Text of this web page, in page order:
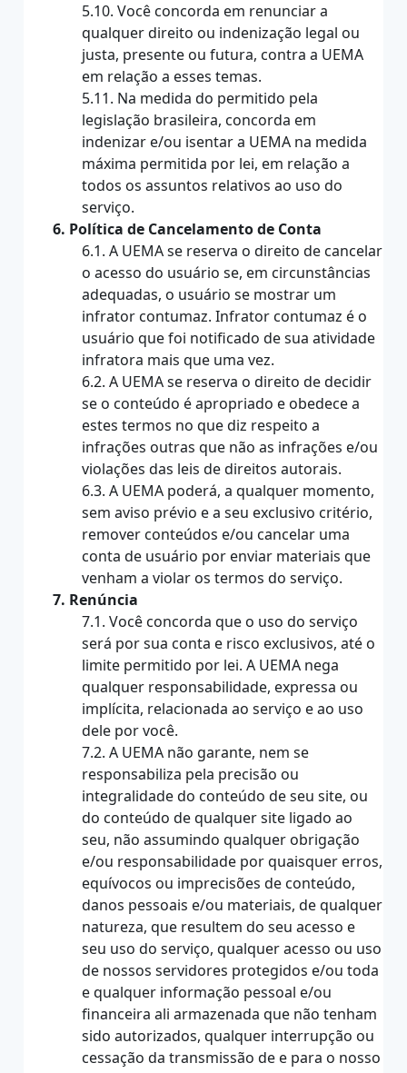
5.10. Você concorda em renunciar a
qualquer direito ou indenização legal ou
justa, presente ou futura, contra a UEMA
em relação a esses temas.
5.11. Na medida do permitido pela
legislação brasileira, concorda em
indenizar e/ou isentar a UEMA na medida
máxima permitida por lei, em relação a
todos os assuntos relativos ao uso do
serviço.
6. Política de Cancelamento de Conta
6.1. A UEMA se reserva o direito de cancelar
o acesso do usuário se, em circunstâncias
adequadas, o usuário se mostrar um
infrator contumaz. Infrator contumaz é o
usuário que foi notificado de sua atividade
infratora mais que uma vez.
6.2. A UEMA se reserva o direito de decidir
se o conteúdo é apropriado e obedece a
estes termos no que diz respeito a
infrações outras que não as infrações e/ou
violações das leis de direitos autorais.
6.3. A UEMA poderá, a qualquer momento,
sem aviso prévio e a seu exclusivo critério,
remover conteúdos e/ou cancelar uma
conta de usuário por enviar materiais que
venham a violar os termos do serviço.
7. Renúncia
7.1. Você concorda que o uso do serviço
será por sua conta e risco exclusivos, até o
limite permitido por lei. A UEMA nega
qualquer responsabilidade, expressa ou
implícita, relacionada ao serviço e ao uso
dele por você.
7.2. A UEMA não garante, nem se
responsabiliza pela precisão ou
integralidade do conteúdo de seu site, ou
do conteúdo de qualquer site ligado ao
seu, não assumindo qualquer obrigação
e/ou responsabilidade por quaisquer erros,
equívocos ou imprecisões de conteúdo,
danos pessoais e/ou materiais, de qualquer
natureza, que resultem do seu acesso e
seu uso do serviço, qualquer acesso ou uso
de nossos servidores protegidos e/ou toda
e qualquer informação pessoal e/ou
financeira ali armazenada que não tenham
sido autorizados, qualquer interrupção ou
cessação da transmissão de e para o nosso